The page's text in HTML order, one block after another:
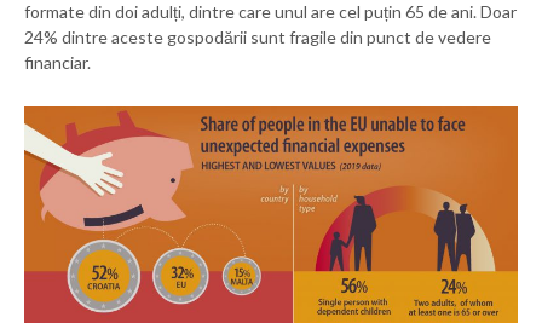
formate din doi adulți, dintre care unul are cel puțin 65 de ani. Doar
24% dintre aceste gospodării sunt fragile din punct de vedere
financiar.